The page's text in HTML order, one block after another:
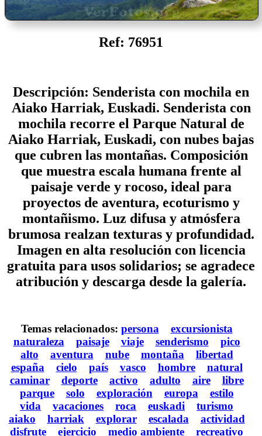
Ref: 76951
Descripción: Senderista con mochila en
Aiako Harriak, Euskadi. Senderista con
mochila recorre el Parque Natural de
Aiako Harriak, Euskadi, con nubes bajas
que cubren las montañas. Composición
que muestra escala humana frente al
paisaje verde y rocoso, ideal para
proyectos de aventura, ecoturismo y
montañismo. Luz difusa y atmósfera
brumosa realzan texturas y profundidad.
Imagen en alta resolución con licencia
gratuita para usos solidarios; se agradece
atribución y descarga desde la galería.
Temas relacionados: persona
excursionista
naturaleza
paisaje viaje senderismo
pico
alto
aventura nube montaña
libertad
españa
cielo país vasco hombre
natural
caminar
deporte activo adulto aire
libre
parque
solo exploración europa
estilo
vida
vacaciones roca euskadi
turismo
aiako
harriak explorar escalada
actividad
disfrute
ejercicio medio ambiente recreativo